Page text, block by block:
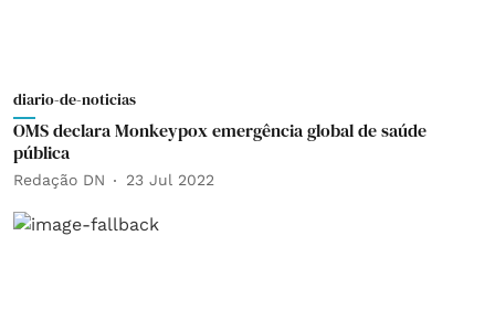
diario-de-noticias
OMS declara Monkeypox emergência global de saúde
pública
Redação DN 23 Jul 2022